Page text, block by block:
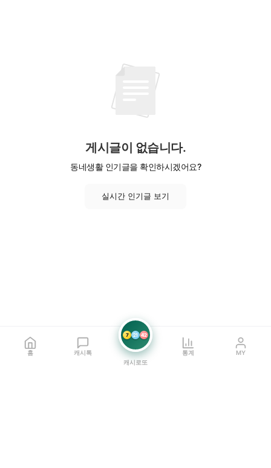
게시글이 없습니다.
동네생활 인기글을 확인하시겠어요?
실시간 인기글 보기
홈 캐시톡
7 21 42
캐시로또
통계 MY